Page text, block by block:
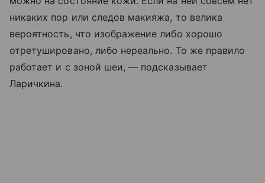
никаких пор или следов макияжа, то велика
вероятность, что изображение либо хорошо
отретушировано, либо нереально. То же правило
работает и с зоной шеи, — подсказывает
Ларичкина.